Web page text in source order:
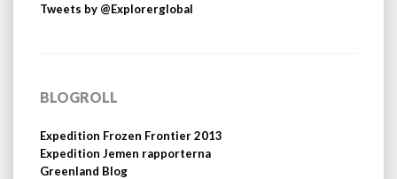
Tweets by @Explorerglobal
BLOGROLL
Expedition Frozen Frontier 2013
Expedition Jemen rapporterna
Greenland Blog